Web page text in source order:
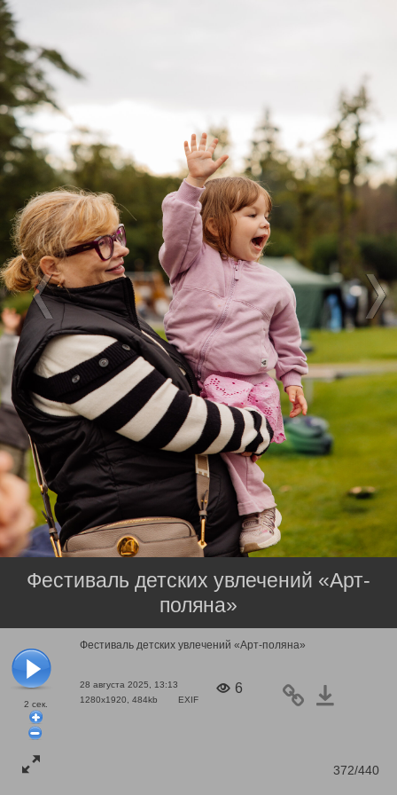
2 сек.
Фестиваль детских увлечений «Арт-поляна»
28 августа 2025, 13:13
1280x1920, 484kb
EXIF
6
372/440
Фестиваль детских увлечений «Арт-
поляна»